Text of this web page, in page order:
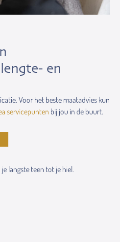
en
Voor het beste maatadvies kun
servicepunten bij jou in de buurt.
langste teen tot je hiel.